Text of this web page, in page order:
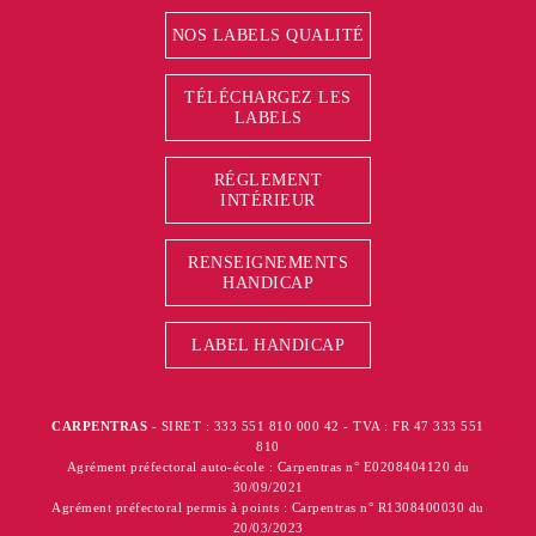
NOS LABELS QUALITÉ
TÉLÉCHARGEZ LES
LABELS
RÉGLEMENT
INTÉRIEUR
RENSEIGNEMENTS
HANDICAP
LABEL HANDICAP
CARPENTRAS - SIRET : 333 551 810 000 42 - TVA : FR 47 333 551
810
Agrément préfectoral auto-école : Carpentras n° E0208404120 du
30/09/2021
Agrément préfectoral permis à points : Carpentras n° R1308400030 du
20/03/2023